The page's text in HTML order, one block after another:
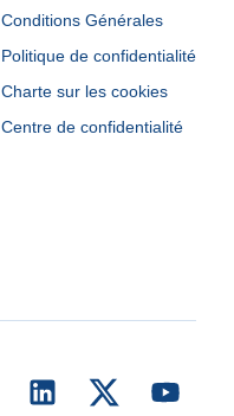
Conditions Générales
Politique de confidentialité
Charte sur les cookies
Centre de confidentialité